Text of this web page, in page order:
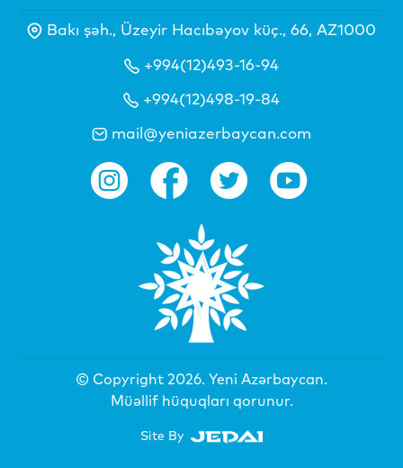
Bakı şəh., Üzeyir Hacıbəyov küç., 66, AZ1000
+994(12)493-16-94
+994(12)498-19-84
mail@yeniazerbaycan.com
© Copyright 2026. Yeni Azərbaycan.
Müəllif hüquqları qorunur.
Site By